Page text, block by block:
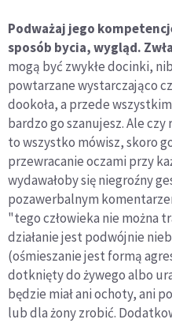
Podważaj jego
sposób bycia, wygląd.
mogą być zwykłe docinki,
powtarzane wystarczająco
dookoła, a przede
bardzo go szanujesz. Ale
to wszystko mówisz, skoro
przewracanie oczami przy
wydawałoby się niegroźny
pozawerbalnym
"tego człowieka nie można
działanie jest podwójnie
(ośmieszanie jest formą
dotknięty do żywego albo
będzie miał ani ochoty, ani
lub dla żony zrobić.